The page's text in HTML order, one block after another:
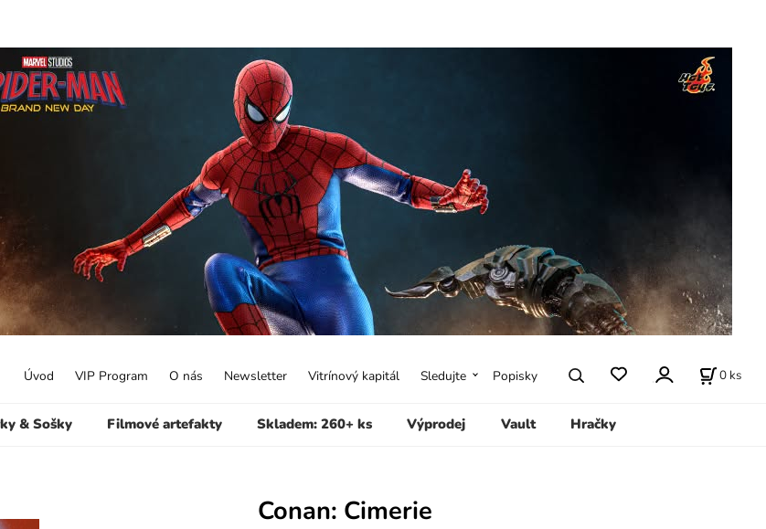
& Sošky Filmové artefakty Skladem: 260+ ks Výprodej Vault Hračky
Úvod VIP Program O nás Newsletter Vitrínový kapitál Sledujte Popisky 0 ks
Conan: Cimerie